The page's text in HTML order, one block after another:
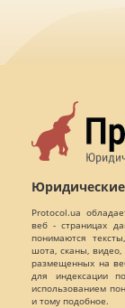
Protocol.ua
веб - страницах
понимаются
шота, сканы, видео,
размещенных на
для индексации
использованием
и тому подобное.